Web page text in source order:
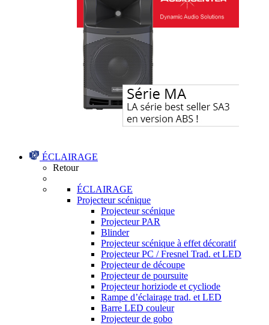
ÉCLAIRAGE
Retour
ÉCLAIRAGE
Projecteur scénique
Projecteur scénique
Projecteur PAR
Blinder
Projecteur scénique à effet décoratif
Projecteur PC / Fresnel Trad. et LED
Projecteur de découpe
Projecteur de poursuite
Projecteur horiziode et cycliode
Rampe d’éclairage trad. et LED
Barre LED couleur
Projecteur de gobo